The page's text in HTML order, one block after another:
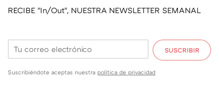
RECIBE "In/Out", NUESTRA NEWSLETTER SEMANAL
SUSCRIBIR
Suscribiéndote aceptas nuestra política de privacidad